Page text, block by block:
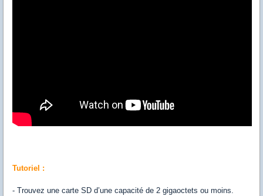
Tutoriel :
- Trouvez une carte SD d’une capacité de 2 gigaoctets ou moins.